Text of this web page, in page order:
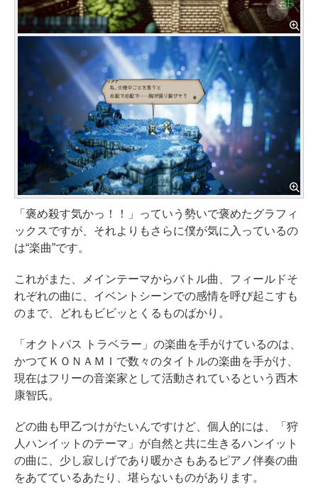
「褒め殺す気かっ！！」っていう勢いで褒めたグラフィ
ックスですが、それよりもさらに僕が気に入っているの
は“楽曲”です。
これがまた、メインテーマからバトル曲、フィールドそ
れぞれの曲に、イベントシーンでの感情を呼び起こすも
のまで、どれもビビッとくるものばかり。
「オクトパス トラベラー」の楽曲を手がけているのは、
かつてＫＯＮＡＭＩで数々のタイトルの楽曲を手がけ、
現在はフリーの音楽家として活動されているという西木
康智氏。
どの曲も甲乙つけがたいんですけど、個人的には、「狩
人ハンイットのテーマ」が自然と共に生きるハンイット
の曲に、少し寂しげであり暖かさもあるピアノ伴奏の曲
をあてているあたり、堪らないものがあります。